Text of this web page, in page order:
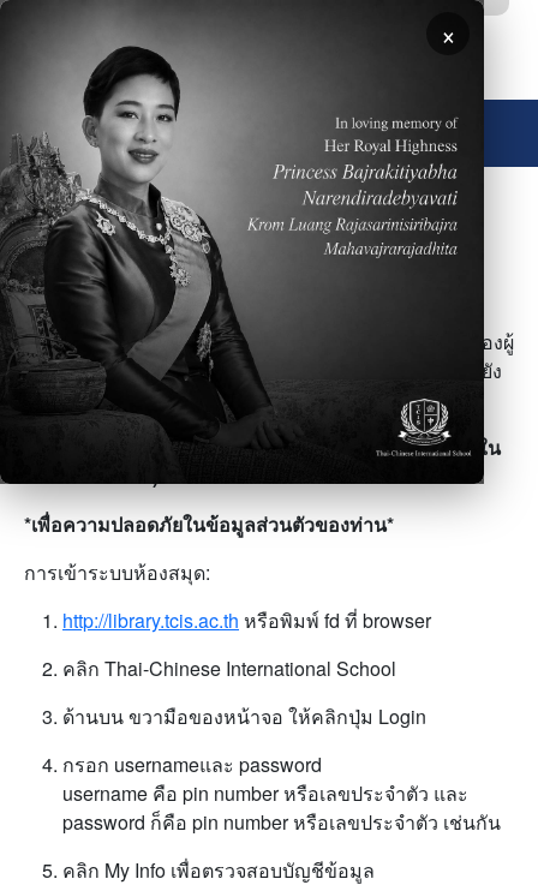
ข้ามไปยังเนื้อหาหลัก
🌐 ประเทศไทย
ภาพ
ห้องสมุดTCIS ยินดีต้อนรับทุกท่าน
ห้้องสมุดของเราช่วยดูและและส่งเสริมการให้ข้อมูลทั้งที่
เชื่อมโยงกับหลักสูตรและตามความสนใจที่หลากหลายของผู้
ใช้บริการ นอกจากจะให้บริการสิ่งพิมพ์แล้วทางห้องสมุดยัง
มีบริการสื่ออิเล็คโทรนิคต่างๆมากกว่า40,000รายการ
ตรวจสอบบัญชีรายชื่อการยืม-คืน (เฉพาะระบบเน็ทเวิร์คใน
*เพื่อความปลอดภัยในข้อมูลส่วนตัวของท่าน*
การเข้าระบบห้องสมุด:
http://library.tcis.ac.th หรือพิมพ์ fd ที่ browser
คลิก Thai-Chinese International School
ด้านบน ขวามือของหน้าจอ ให้คลิกปุ่ม Login
กรอก usernameและ password
username คือ pin number หรือเลขประจำตัว และ
password ก็คือ pin number หรือเลขประจำตัว เช่นกัน
คลิก My Info เพื่อตรวจสอบบัญชีข้อมูล
×